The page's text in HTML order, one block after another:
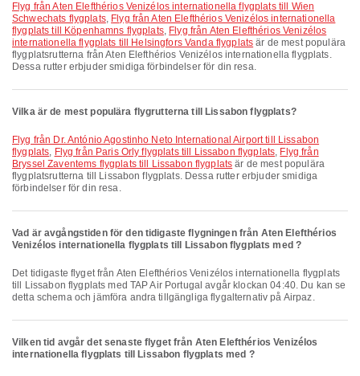
Flyg från Aten Elefthérios Venizélos internationella flygplats till Wien
Schwechats flygplats, Flyg från Aten Elefthérios Venizélos internationella
flygplats till Köpenhamns flygplats, Flyg från Aten Elefthérios Venizélos
internationella flygplats till Helsingfors Vanda flygplats är de mest populära
flygplatsrutterna från Aten Elefthérios Venizélos internationella flygplats.
Dessa rutter erbjuder smidiga förbindelser för din resa.
Vilka är de mest populära flygrutterna till Lissabon flygplats?
Flyg från Dr. António Agostinho Neto International Airport till Lissabon
flygplats, Flyg från Paris Orly flygplats till Lissabon flygplats, Flyg från
Bryssel Zaventems flygplats till Lissabon flygplats är de mest populära
flygplatsrutterna till Lissabon flygplats. Dessa rutter erbjuder smidiga
förbindelser för din resa.
Vad är avgångstiden för den tidigaste flygningen från Aten Elefthérios
Venizélos internationella flygplats till Lissabon flygplats med ?
Det tidigaste flyget från Aten Elefthérios Venizélos internationella flygplats
till Lissabon flygplats med TAP Air Portugal avgår klockan 04:40. Du kan se
detta schema och jämföra andra tillgängliga flygalternativ på Airpaz.
Vilken tid avgår det senaste flyget från Aten Elefthérios Venizélos
internationella flygplats till Lissabon flygplats med ?